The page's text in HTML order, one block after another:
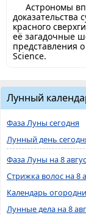
Астрономы
доказательства
красного
её загадочные
представления
Science.
Лунный
Фаза Луны сегодня
Лунный день
Фаза Луны на 8
Стрижка волос на 8
Календарь
Лунные дела на 8